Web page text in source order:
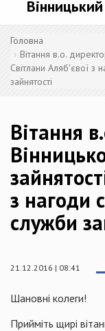
Головна
Вітання в.о.
Світлани Аляб'євої з
зайнятості
Вітання
з нагоди
служби
21.12.2016 | 08:41
Шановні колеги!
Прийміть щирі